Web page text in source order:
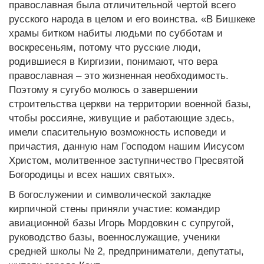
православная была отличительной чертой всего
русского народа в целом и его воинства. «В Бишкеке
храмы битком набиты людьми по субботам и
воскресеньям, потому что русские люди,
родившиеся в Киргизии, понимают, что вера
православная – это жизненная необходимость.
Поэтому я сугубо молюсь о завершении
строительства церкви на территории военной базы,
чтобы россияне, живущие и работающие здесь,
имели спасительную возможность исповеди и
причастия, данную нам Господом нашим Иисусом
Христом, молитвенное заступничество Пресвятой
Богородицы и всех наших святых».
В богослужении и символической закладке
кирпичной стены приняли участие: командир
авиационной базы Игорь Мордовкин с супругой,
руководство базы, военнослужащие, ученики
средней школы № 2, предприниматели, депутаты,